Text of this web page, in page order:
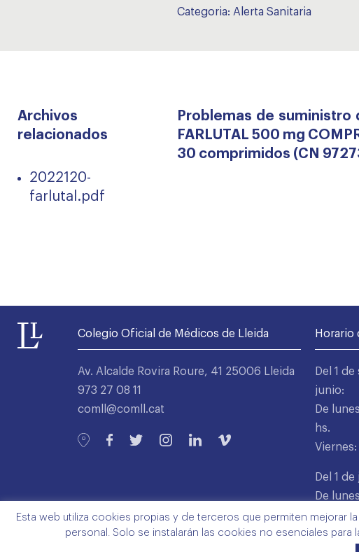
Categoria: Alerta Sanitaria
Archivos
relacionados
2022120-
farlutal.pdf
Problemas de suministro
FARLUTAL 500 mg
30 comprimidos (CN
Colegio Oficial de Médicos de Lleida
Av. Alcalde Rovira Roure, 41 25006 Lleida
973 27 08 11
comll@comll.cat
Horario
Del 1
junio:
De
hs.
Del 1
De
15.00 hs.
Esta web utiliza cookies propias y de terceros que permiten mejorar
personal. Solo se instalarán las cookies no esenciales